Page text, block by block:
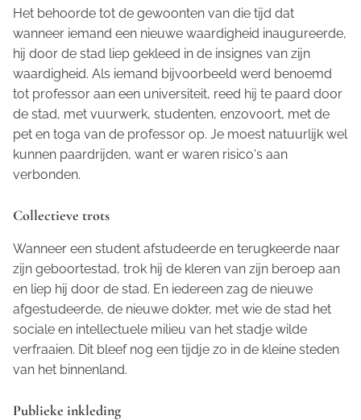
Het behoorde tot de gewoonten van die tijd dat
wanneer iemand een nieuwe waardigheid inaugureerde,
hij door de stad liep gekleed in de insignes van zijn
waardigheid. Als iemand bijvoorbeeld werd benoemd
tot professor aan een universiteit, reed hij te paard door
de stad, met vuurwerk, studenten, enzovoort, met de
pet en toga van de professor op. Je moest natuurlijk wel
kunnen paardrijden, want er waren risico's aan
verbonden.
Collectieve trots
Wanneer een student afstudeerde en terugkeerde naar
zijn geboortestad, trok hij de kleren van zijn beroep aan
en liep hij door de stad. En iedereen zag de nieuwe
afgestudeerde, de nieuwe dokter, met wie de stad het
sociale en intellectuele milieu van het stadje wilde
verfraaien. Dit bleef nog een tijdje zo in de kleine steden
van het binnenland.
Publieke inkleding